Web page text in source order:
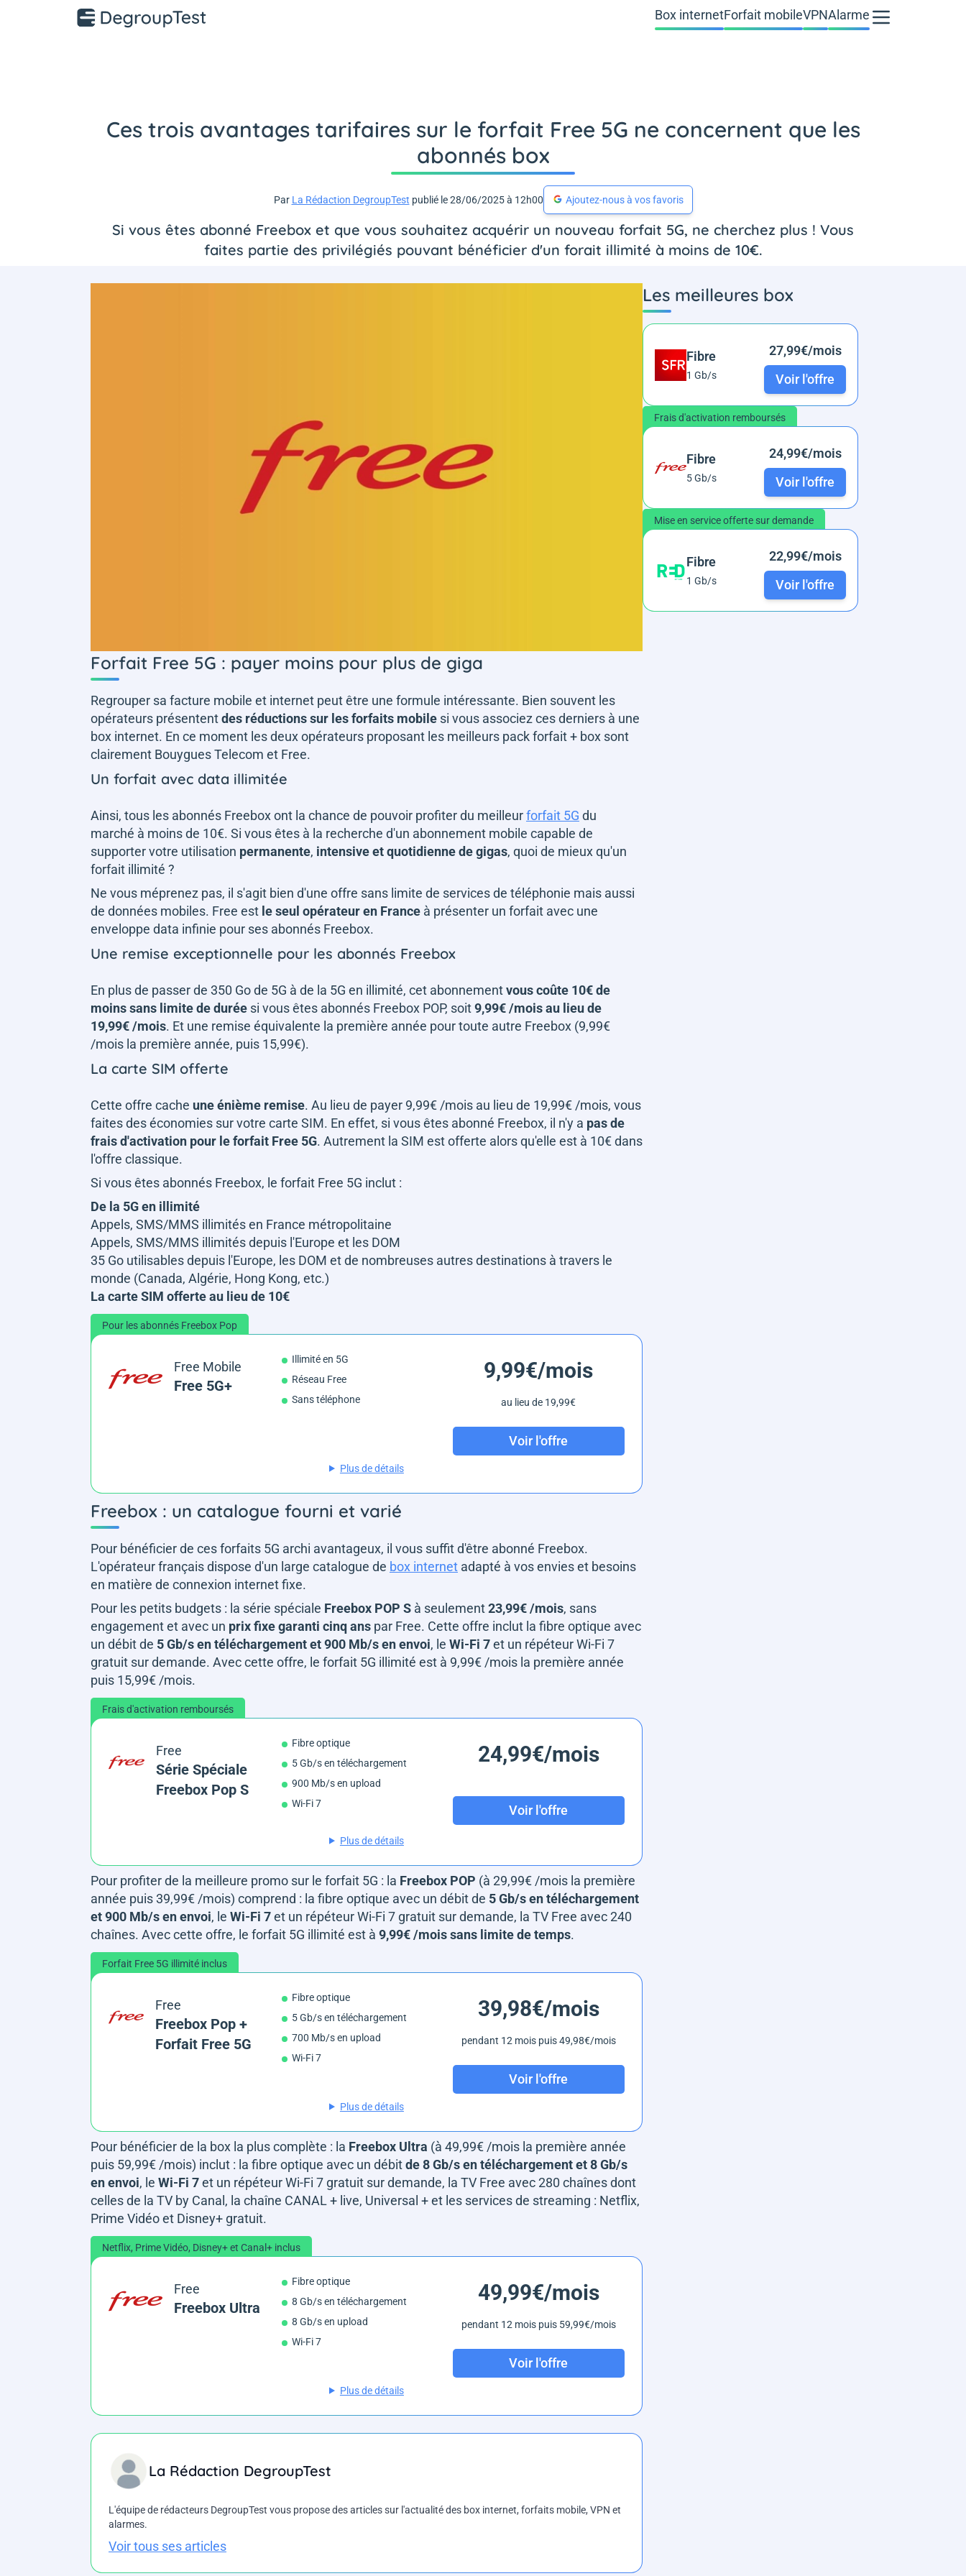
Box internetForfait mobileVPNAlarme
Ces trois avantages tarifaires sur le forfait Free 5G ne concernent que les
abonnés box
Par La Rédaction DegroupTest publié le 28/06/2025 à 12h00 Ajoutez-nous à vos favoris
Si vous êtes abonné Freebox et que vous souhaitez acquérir un nouveau forfait 5G, ne cherchez plus ! Vous
faites partie des privilégiés pouvant bénéficier d'un forait illimité à moins de 10€.
Forfait Free 5G : payer moins pour plus de giga
Regrouper sa facture mobile et internet peut être une formule intéressante. Bien souvent les
opérateurs présententdes réductions sur les forfaits mobile si vous associez ces derniers à une
box internet. En ce moment les deux opérateurs proposant les meilleurs pack forfait + box sont
clairement Bouygues Telecom et Free.
Un forfait avec data illimitée
Ainsi, tous les abonnés Freebox ont la chance de pouvoir profiter du meilleurforfait 5G du
marché à moins de 10€. Si vous êtes à la recherche d'un abonnement mobile capable de
supporter votre utilisation permanente, intensive et quotidienne de gigas, quoi de mieux qu'un
forfait illimité ?
Ne vous méprenez pas, il s'agit bien d'une offre sans limite de services de téléphonie mais aussi
de données mobiles. Free est le seul opérateur en France à présenter un forfait avec une
enveloppe data infinie pour ses abonnés Freebox.
Une remise exceptionnelle pour les abonnés Freebox
En plus de passer de 350 Go de 5G à de la 5G en illimité, cet abonnementvous coûte 10€ de
moins sans limite de durée si vous êtes abonnés Freebox POP, soit9,99€ /mois au lieu de
19,99€ /mois. Et une remise équivalente la première année pour toute autre Freebox (9,99€
/mois la première année, puis 15,99€).
La carte SIM offerte
Cette offre cache une énième remise. Au lieu de payer 9,99€ /mois au lieu de 19,99€ /mois, vous
faites des économies sur votre carte SIM. En effet, si vous êtes abonné Freebox, il n'y a pas de
frais d'activation pour le forfait Free 5G. Autrement la SIM est offerte alors qu'elle est à 10€ dans
l'offre classique.
Si vous êtes abonnés Freebox, le forfait Free 5G inclut :
De la 5G en illimité
Appels, SMS/MMS illimités en France métropolitaine
Appels, SMS/MMS illimités depuis l'Europe et les DOM
35 Go utilisables depuis l'Europe, les DOM et de nombreuses autres destinations à travers le
monde (Canada, Algérie, Hong Kong, etc.)
La carte SIM offerte au lieu de 10€
Pour les abonnés Freebox Pop
Free Mobile
Free 5G+
Illimité en 5G
Réseau Free
Sans téléphone
9,99€/mois
au lieu de 19,99€
Voir l'offre
Plus de détails
Freebox : un catalogue fourni et varié
Pour bénéficier de ces forfaits 5G archi avantageux, il vous suffit d'être abonné Freebox.
L'opérateur français dispose d'un large catalogue de box internet adapté à vos envies et besoins
en matière de connexion internet fixe.
Pour les petits budgets : la série spéciale Freebox POP S à seulement23,99€ /mois, sans
engagement et avec un prix fixe garanti cinq ans par Free. Cette offre inclut la fibre optique avec
un débit de 5 Gb/s en téléchargement et 900 Mb/s en envoi, le Wi-Fi 7et un répéteur Wi-Fi 7
gratuit sur demande. Avec cette offre, le forfait 5G illimité est à 9,99€ /mois la première année
puis 15,99€ /mois.
Frais d'activation remboursés
Free
Série Spéciale
Freebox Pop S
Fibre optique
5 Gb/s en téléchargement
900 Mb/s en upload
Wi-Fi 7
24,99€/mois
Voir l'offre
Plus de détails
Pour profiter de la meilleure promo sur le forfait 5G : la Freebox POP (à 29,99€ /mois la première
année puis 39,99€ /mois) comprend : la fibre optique avec un débit de 5 Gb/s en téléchargement
et 900 Mb/s en envoi, le Wi-Fi 7et un répéteur Wi-Fi 7 gratuit sur demande, la TV Free avec 240
chaînes. Avec cette offre, le forfait 5G illimité est à 9,99€ /mois sans limite de temps.
Forfait Free 5G illimité inclus
Free
Freebox Pop +
Forfait Free 5G
Fibre optique
5 Gb/s en téléchargement
700 Mb/s en upload
Wi-Fi 7
39,98€/mois
pendant 12 mois puis 49,98€/mois
Voir l'offre
Plus de détails
Pour bénéficier de la box la plus complète : la Freebox Ultra (à 49,99€ /mois la première année
puis 59,99€ /mois) inclut : la fibre optique avec un débitde 8 Gb/s en téléchargement et 8 Gb/s
en envoi, le Wi-Fi 7et un répéteur Wi-Fi 7 gratuit sur demande, la TV Free avec 280 chaînes dont
celles de la TV by Canal, la chaîne CANAL + live, Universal + et les services de streaming : Netflix,
Prime Vidéo et Disney+ gratuit.
Netflix, Prime Vidéo, Disney+ et Canal+ inclus
Free
Freebox Ultra
Fibre optique
8 Gb/s en téléchargement
8 Gb/s en upload
Wi-Fi 7
49,99€/mois
pendant 12 mois puis 59,99€/mois
Voir l'offre
Plus de détails
La Rédaction DegroupTest
L'équipe de rédacteurs DegroupTest vous propose des articles sur l'actualité des box internet, forfaits mobile, VPN et
alarmes.
Voir tous ses articles
Les meilleures box
Fibre
1 Gb/s
27,99€/mois
Voir l'offre
Frais d'activation remboursés
Fibre
5 Gb/s
24,99€/mois
Voir l'offre
Mise en service offerte sur demande
Fibre
1 Gb/s
22,99€/mois
Voir l'offre